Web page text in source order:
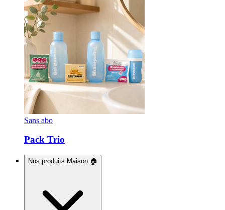
Sans abo
Pack Trio
Nos produits Maison 🏠